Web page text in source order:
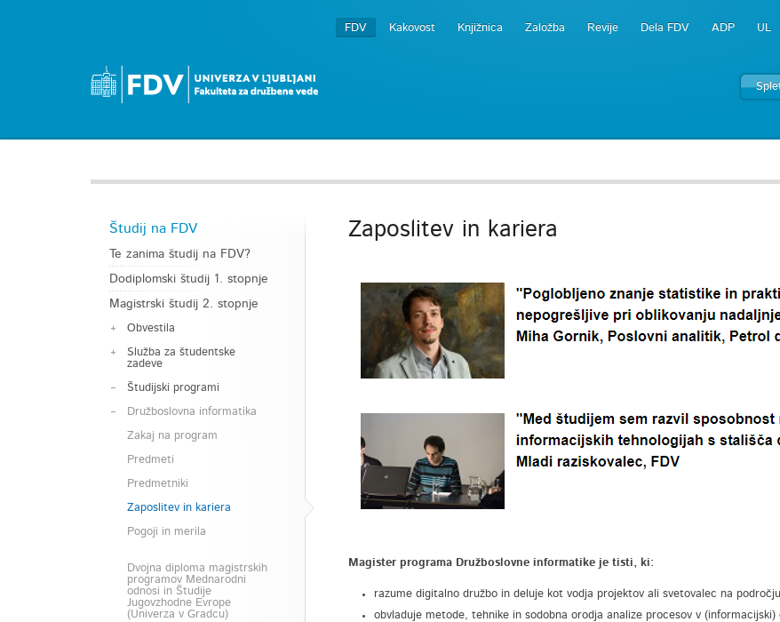
FDV Kakovost Knjižnica Založba Revije Dela FDV ADP UL
Študij na FDV
Te zanima študij na FDV?
Dodiplomski študij 1. stopnje
Magistrski študij 2. stopnje
Obvestila
Služba za študentske
zadeve
Študijski programi
Družboslovna informatika
Zakaj na program
Predmeti
Predmetniki
Zaposlitev in kariera
Pogoji in merila
Dvojna diploma magistrskih
programov Mednarodni
odnosi in Študije
Jugovzhodne Evrope
(Univerza v Gradcu)
Zaposlitev in kariera
Magister programa Družboslovne informatike je tisti, ki:
razume digitalno družbo in deluje kot vodja projektov ali svetovalec na
obvladuje metode, tehnike in sodobna orodja analize procesov v